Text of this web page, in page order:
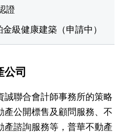
證
級健康建築（申請中）
公司
誠聯合會計師事務所的策略
產公開標售及顧問服務、不
產諮詢服務等，普華不動產